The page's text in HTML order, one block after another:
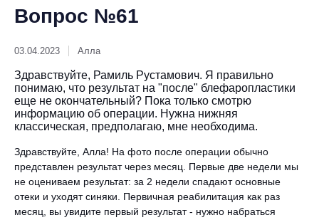
Вопрос №61
03.04.2023 Алла
Здравствуйте, Рамиль Рустамович. Я правильно
понимаю, что результат на "после" блефаропластики
еще не окончательный? Пока только смотрю
информацию об операции. Нужна нижняя
классическая, предполагаю, мне необходима.
Здравствуйте, Алла! На фото после операции обычно
представлен результат через месяц. Первые две недели мы
не оцениваем результат: за 2 недели спадают основные
отеки и уходят синяки. Первичная реабилитация как раз
месяц, вы увидите первый результат - нужно набраться